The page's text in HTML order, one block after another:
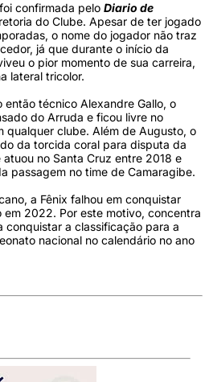
confirmada pelo Diario de
do Clube. Apesar de ter jogado
o nome do jogador não traz
já que durante o início da
o pior momento de sua carreira,
lateral tricolor.
técnico Alexandre Gallo, o
do Arruda e ficou livre no
qualquer clube. Além de Augusto, o
da torcida coral para disputa da
atuou no Santa Cruz entre 2018 e
passagem no time de Camaragibe.
a Fênix falhou em conquistar
2022. Por este motivo, concentra
conquistar a classificação para a
nacional no calendário no ano